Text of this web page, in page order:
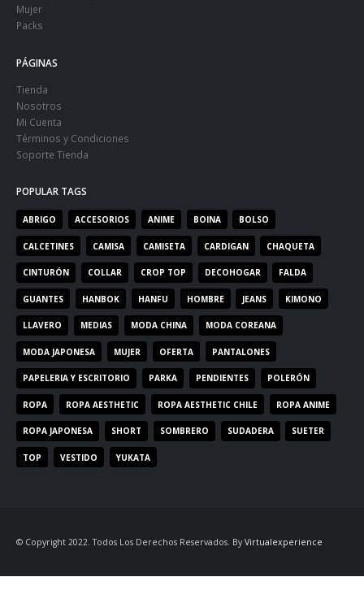
Mujer
Packs
PÁGINAS
Tienda
Nosotros
Mi Cuenta
Términos y Condiciones
Soporte Tienda
POPULAR TAGS
ABRIGO ACCESORIOS ANIME BOINA BOLSO
CALCETINES CAMISA CAMISETA CARDIGAN CHAQUETA
CINTURÓN COLLAR CROP TOP DECOHOGAR FALDA
GUANTES HANBOK HANFU HOMBRE JEANS KIMONO
LLAVERO MEDIAS MODA CHINA MODA COREANA
MODA JAPONESA MUJER OFERTA PANTALONES
PAPELERIA Y ESCRITORIO PARKA PENDIENTES POLERÓN
ROPA ROPA AESTHETIC ROPA AESTHETIC CHILE ROPA ANIME
ROPA JAPONESA SHORT SOMBRERO SUDADERA SUETER
TOP VESTIDO YUKATA
© Copyright 2022. Todos Los Derechos Reservados. By Virtualexperience